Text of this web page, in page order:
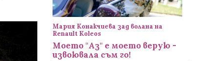
Мария Конакчиева зад волана на
Renault Koleos
Моето "Аз" е моето верую -
извоювала съм го!